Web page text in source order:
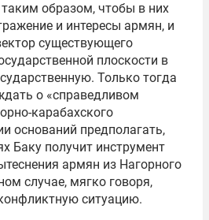
образом, чтобы в них
и интересы армян, и
существующего
плоскости в
Только тогда
о «справедливом
карабахского
оснований предполагать,
Баку получит инструмент
армян из Нагорного
случае, мягко говоря,
ситуацию.